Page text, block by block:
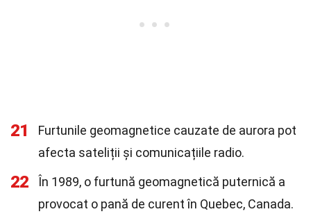
21
Furtunile geomagnetice cauzate de aurora pot
afecta sateliții și comunicațiile radio.
22
În 1989, o furtună geomagnetică puternică a
provocat o pană de curent în Quebec, Canada.